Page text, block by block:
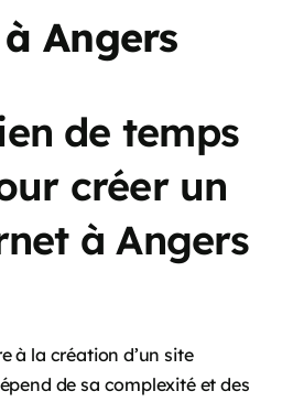
Angers
de temps
créer un
à Angers
à la création d’un site
de sa complexité et des